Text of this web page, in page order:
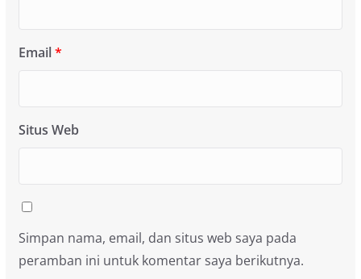
Email*
Situs Web
Simpan nama, email, dan situs web saya pada
peramban ini untuk komentar saya berikutnya.